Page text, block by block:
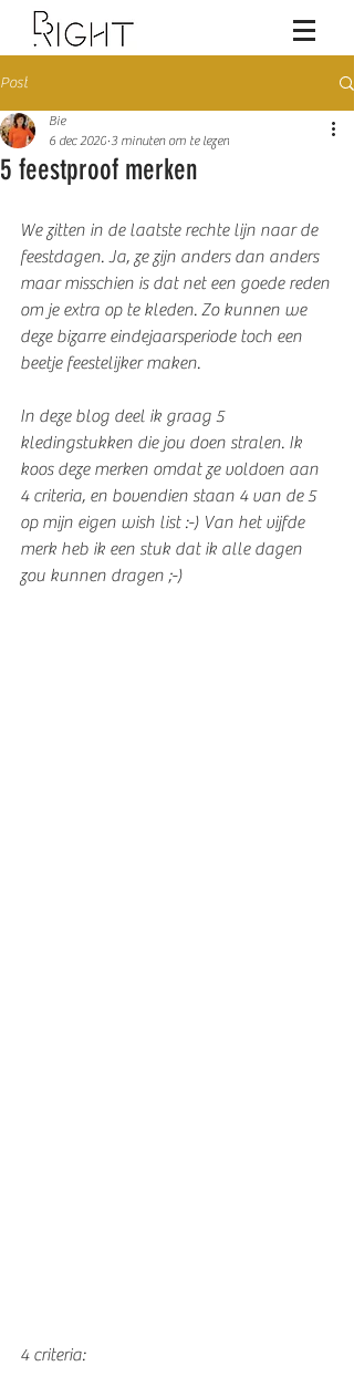
Post
5 feestproof merken
Bie
6 dec 2020 3 minuten om te lezen
We zitten in de laatste rechte lijn naar de
feestdagen. Ja, ze zijn anders dan anders
maar misschien is dat net een goede reden
om je extra op te kleden. Zo kunnen we
deze bizarre eindejaarsperiode toch een
beetje feestelijker maken.
In deze blog deel ik graag 5
kledingstukken die jou doen stralen. Ik
koos deze merken omdat ze voldoen aan
4 criteria, en bovendien staan 4 van de 5
op mijn eigen wish list :-) Van het vijfde
merk heb ik een stuk dat ik alle dagen
zou kunnen dragen ;-)
4 criteria: